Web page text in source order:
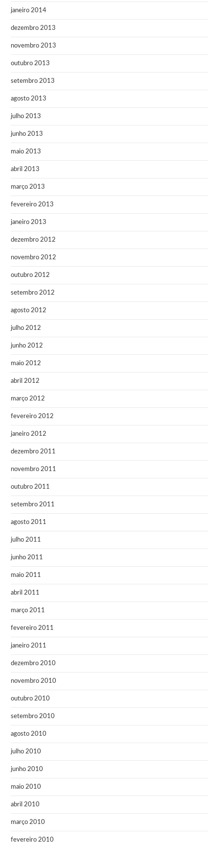
janeiro 2014
dezembro 2013
novembro 2013
outubro 2013
setembro 2013
agosto 2013
julho 2013
junho 2013
maio 2013
abril 2013
março 2013
fevereiro 2013
janeiro 2013
dezembro 2012
novembro 2012
outubro 2012
setembro 2012
agosto 2012
julho 2012
junho 2012
maio 2012
abril 2012
março 2012
fevereiro 2012
janeiro 2012
dezembro 2011
novembro 2011
outubro 2011
setembro 2011
agosto 2011
julho 2011
junho 2011
maio 2011
abril 2011
março 2011
fevereiro 2011
janeiro 2011
dezembro 2010
novembro 2010
outubro 2010
setembro 2010
agosto 2010
julho 2010
junho 2010
maio 2010
abril 2010
março 2010
fevereiro 2010